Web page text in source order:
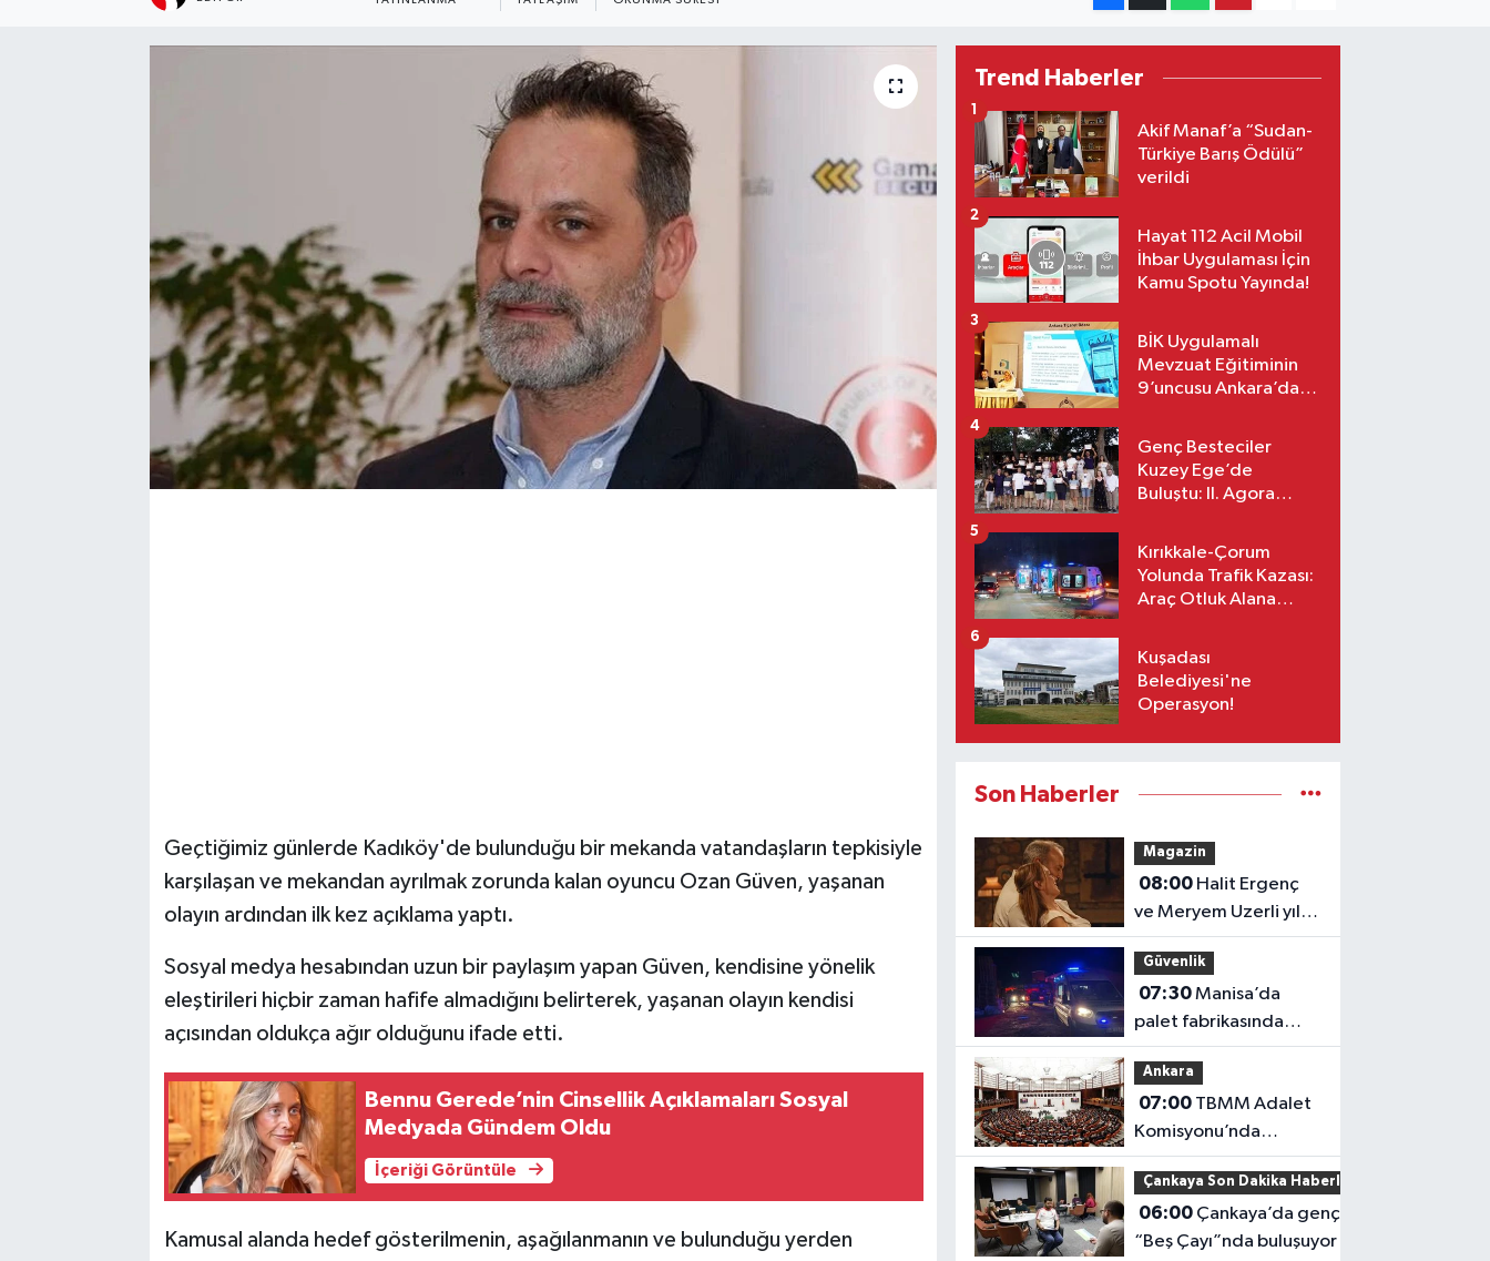
Geçtiğimiz günlerde Kadıköy'de bulunduğu bir mekanda vatandaşların tepkisiyle
karşılaşan ve mekandan ayrılmak zorunda kalan oyuncu Ozan Güven, yaşanan
olayın ardından ilk kez açıklama yaptı.
Sosyal medya hesabından uzun bir paylaşım yapan Güven, kendisine yönelik
eleştirileri hiçbir zaman hafife almadığını belirterek, yaşanan olayın kendisi
açısından oldukça ağır olduğunu ifade etti.
Bennu Gerede’nin Cinsellik Açıklamaları Sosyal
Medyada Gündem Oldu
İçeriği Görüntüle
Kamusal alanda hedef gösterilmenin, aşağılanmanın ve bulunduğu yerden
Trend Haberler
Akif Manaf’a “Sudan-
Türkiye Barış Ödülü”
verildi
1
Hayat 112 Acil Mobil
İhbar Uygulaması İçin
Kamu Spotu Yayında!
2
BİK Uygulamalı
Mevzuat Eğitiminin
9’uncusu Ankara’da
3
Genç Besteciler
Kuzey Ege’de
Buluştu: II. Agora
4
Kırıkkale-Çorum
Yolunda Trafik Kazası:
Araç Otluk Alana
5
Kuşadası
Belediyesi'ne
Operasyon!
6
Son Haberler
Magazin
08:00
ve Meryem Uzerli yıllar
sonra aynı projede
Güvenlik
07:30Manisa’da
palet fabrikasında
yangın: Fabrikada
hasar oluştu
Ankara
07:00
Komisyonu’nda
‘Terörsüz Türkiye’
çerçeve yasası
görüşülüyor
Çankaya Son Dakika Haberleri
06:00
“Beş Çayı”nda buluşuyor
İlçe Haberleri
Kültür & Sanat
Sonsöz Özel